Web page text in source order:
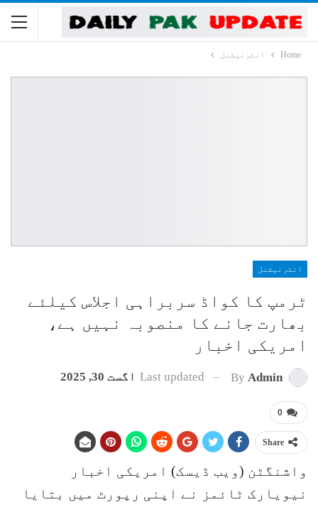
Home انٹرنیشنل
انٹرنیشنل
ٹرمپ کا کواڈ سربراہی اجلاس کیلئے
بھارت جانے کا منصوبہ نہیں ہے،
امریکی اخبار
By Admin
Last updated اگست 30, 2025
0
Share
واشنگٹن (ویب ڈیسک) امریکی اخبار
نیویارک ٹائمز نے اپنی رپورٹ میں بتایا